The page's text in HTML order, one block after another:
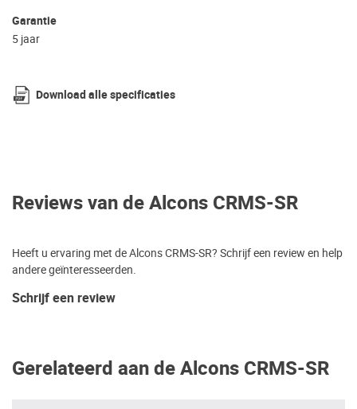
Garantie
5 jaar
Download alle specificaties
Reviews van de Alcons CRMS-SR
Heeft u ervaring met de Alcons CRMS-SR? Schrijf een review en help
andere geïnteresseerden.
Schrijf een review
Gerelateerd aan de Alcons CRMS-SR